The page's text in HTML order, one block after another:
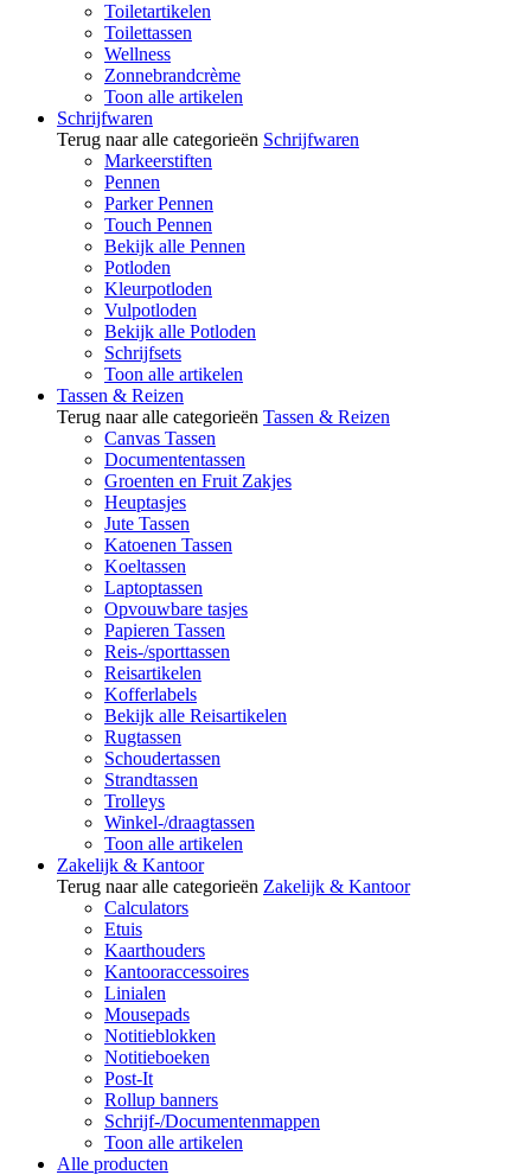
Toiletartikelen
Toilettassen
Wellness
Zonnebrandcrème
Toon alle artikelen
Schrijfwaren
Terug naar alle categorieën Schrijfwaren
Markeerstiften
Pennen
Parker Pennen
Touch Pennen
Bekijk alle Pennen
Potloden
Kleurpotloden
Vulpotloden
Bekijk alle Potloden
Schrijfsets
Toon alle artikelen
Tassen & Reizen
Terug naar alle categorieën Tassen & Reizen
Canvas Tassen
Documententassen
Groenten en Fruit Zakjes
Heuptasjes
Jute Tassen
Katoenen Tassen
Koeltassen
Laptoptassen
Opvouwbare tasjes
Papieren Tassen
Reis-/sporttassen
Reisartikelen
Kofferlabels
Bekijk alle Reisartikelen
Rugtassen
Schoudertassen
Strandtassen
Trolleys
Winkel-/draagtassen
Toon alle artikelen
Zakelijk & Kantoor
Terug naar alle categorieën Zakelijk & Kantoor
Calculators
Etuis
Kaarthouders
Kantooraccessoires
Linialen
Mousepads
Notitieblokken
Notitieboeken
Post-It
Rollup banners
Schrijf-/Documentenmappen
Toon alle artikelen
Alle producten